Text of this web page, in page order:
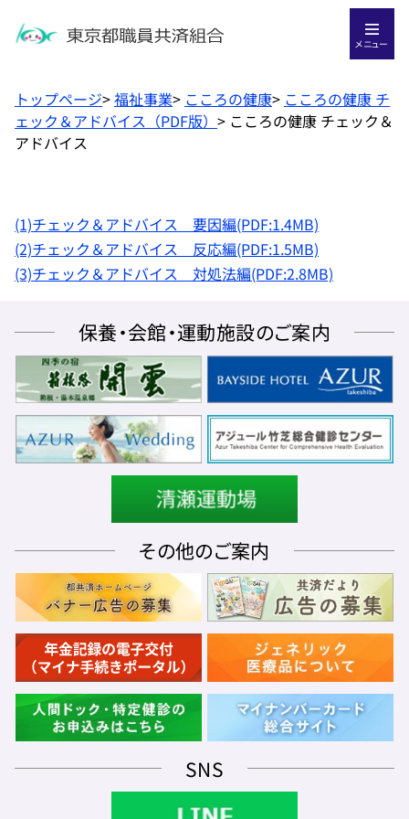
メニュー
トップページ>福祉事業> こころの健康> こころの健康 チ
ェック＆アドバイス（PDF版） > こころの健康 チェック＆
アドバイス
(1)チェック＆アドバイス 要因編(PDF:1.4MB)
(2)チェック＆アドバイス 反応編(PDF:1.5MB)
(3)チェック＆アドバイス 対処法編(PDF:2.8MB)
保養・会館・運動施設のご案内
その他のご案内
SNS